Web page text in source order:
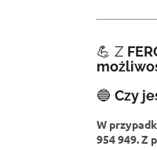
💪 Z
🔵 Czy
W
954 949. Z